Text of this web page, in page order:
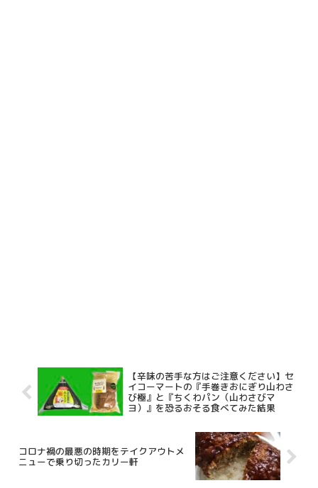
【辛味の苦手な方はご注意ください】セ
イコーマートの『手巻きおにぎり山わさ
び極』と『ちくわパン（山わさびマ
ヨ）』を恐るおそる食べてみた結果
コロナ禍の最悪の時期をテイクアウトメ
ニューで乗り切ったカリー軒